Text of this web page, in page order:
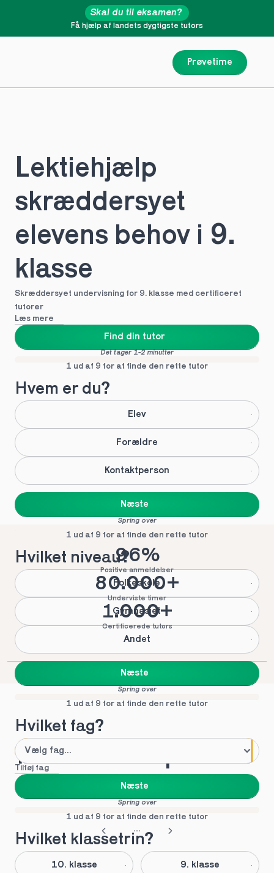
Prøvetime
Få hjælp af landets dygtigste tutors
Skal du til eksamen?
Lektiehjælp
skræddersyet
elevens behov i 9.
klasse
Skræddersyet undervisning for 9. klasse med certificeret
tutorer
Læs mere
Find din tutor
Det tager 1-2 minutter
1 ud af 9 for at finde den rette tutor
Hvem er du?
Elev
Forældre
Kontaktperson
Næste
Spring over
1 ud af 9 for at finde den rette tutor
Hvilket niveau?
Folkeskole
Gymnasiet
Andet
Næste
Spring over
1 ud af 9 for at finde den rette tutor
Hvilket fag?
Tilføj fag
Næste
Spring over
1 ud af 9 for at finde den rette tutor
Hvilket klassetrin?
10. klasse 9. klasse
96%
Positive anmeldelser
80.000+
Underviste timer
1.000+
Certificerede tutors
Mød vores top tutors
i 9. klasse